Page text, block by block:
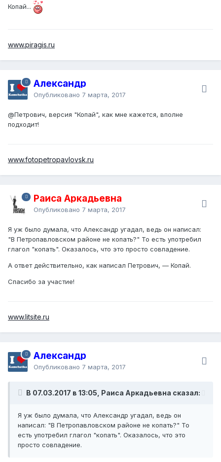
Копай...
www.piragis.ru
Александр
Опубликовано 7 марта, 2017
@Петрович, версия "Копай", как мне кажется, вполне
подходит!
www.fotopetropavlovsk.ru
Раиса Аркадьевна
Опубликовано 7 марта, 2017
Я уж было думала, что Александр угадал, ведь он написал:
"В Петропавловском районе не копать?" То есть употребил
глагол "копать". Оказалось, что это просто совпадение.
А ответ действительно, как написал Петрович, — Копай.
Спасибо за участие!
www.litsite.ru
Александр
Опубликовано 7 марта, 2017
В 07.03.2017 в 13:05, Раиса Аркадьевна сказал:
Я уж было думала, что Александр угадал, ведь он
написал: "В Петропавловском районе не копать?" То
есть употребил глагол "копать". Оказалось, что это
просто совпадение.